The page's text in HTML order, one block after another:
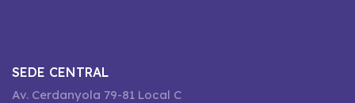
SEDE CENTRAL
Av. Cerdanyola 79-81 Local C